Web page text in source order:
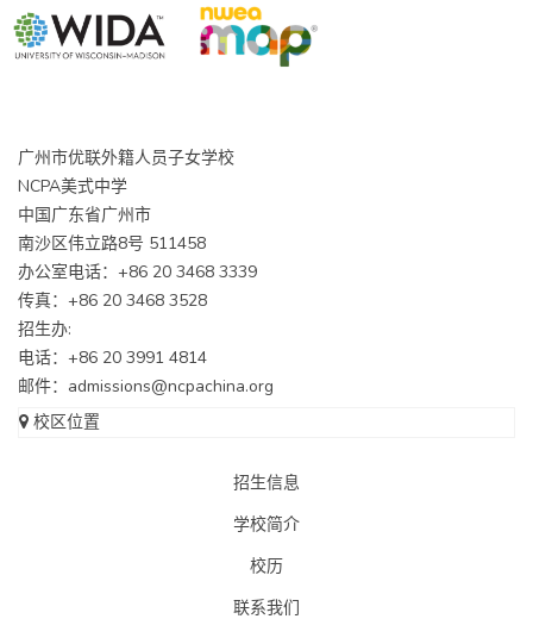
广州市优联外籍人员子女学校
NCPA美式中学
中国广东省广州市
南沙区伟立路8号 511458
办公室电话：+86 20 3468 3339
传真：+86 20 3468 3528
招生办:
电话：+86 20 3991 4814
邮件： admissions@ncpachina.org
校区位置
招生信息
学校简介
校历
联系我们